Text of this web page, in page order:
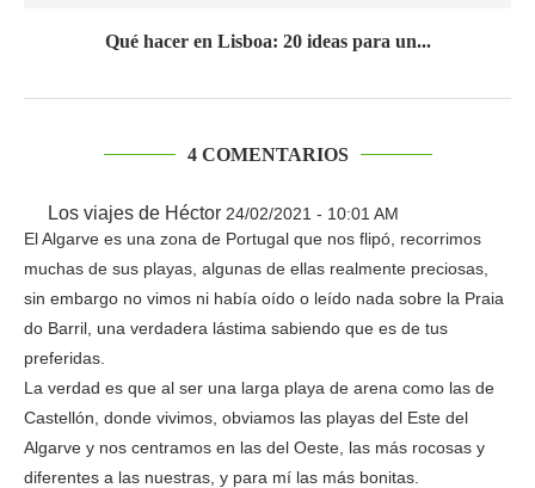
Qué hacer en Lisboa: 20 ideas para un...
4 COMENTARIOS
Los viajes de Héctor 24/02/2021 - 10:01 AM
El Algarve es una zona de Portugal que nos flipó, recorrimos
muchas de sus playas, algunas de ellas realmente preciosas,
sin embargo no vimos ni había oído o leído nada sobre la Praia
do Barril, una verdadera lástima sabiendo que es de tus
preferidas.
La verdad es que al ser una larga playa de arena como las de
Castellón, donde vivimos, obviamos las playas del Este del
Algarve y nos centramos en las del Oeste, las más rocosas y
diferentes a las nuestras, y para mí las más bonitas.